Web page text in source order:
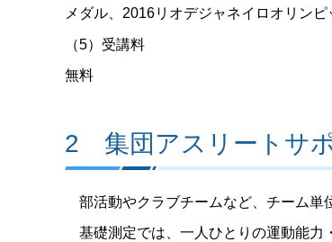
メダル、2016リオデジャネイロオリン
（5）受講料
無料
2 集団アスリートサ
部活動やクラブチームなど、チーム単
基礎測定では、一人ひとりの運動能力